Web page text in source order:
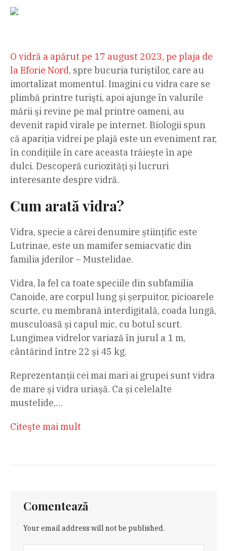
O vidră a apărut pe 17 august 2023, pe plaja de
la Eforie Nord, spre bucuria turiștilor, care au
imortalizat momentul. Imagini cu vidra care se
plimbă printre turişti, apoi ajunge în valurile
mării şi revine pe mal printre oameni, au
devenit rapid virale pe internet. Biologii spun
că apariția vidrei pe plajă este un eveniment rar,
în condițiile în care aceasta trăiește în ape
dulci. Descoperă curiozități și lucruri
interesante despre vidră.
Cum arată vidra?
Vidra, specie a cărei denumire științific este
Lutrinae, este un mamifer semiacvatic din
familia jderilor – Mustelidae.
Vidra, la fel ca toate speciile din subfamilia
Canoide, are corpul lung și șerpuitor, picioarele
scurte, cu membrană interdigitală, coada lungă,
musculoasă și capul mic, cu botul scurt.
Lungimea vidrelor variază în jurul a 1 m,
cântărind între 22 și 45 kg.
Reprezentanții cei mai mari ai grupei sunt vidra
de mare și vidra uriașă. Ca și celelalte
mustelide,…
Citeşte mai mult
Comentează
Your email address will not be published.